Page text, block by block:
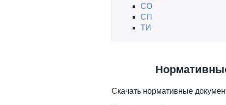
CO
СП
ТИ
Скачать нормативные